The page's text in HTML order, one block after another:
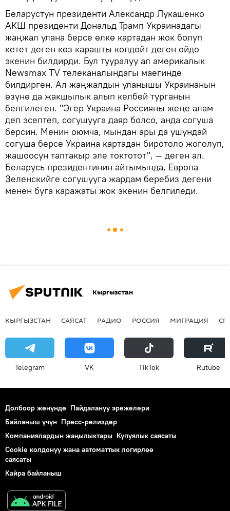
Беларустун президенти Александр Лукашенко
АКШ президенти Дональд Трамп Украинадагы
жаңжал улана берсе өлкө картадан жок болуп
кетет деген көз карашты колдойт деген ойдо
экенин билдирди. Бул тууралуу ал америкалык
Newsmax TV телеканалындагы маегинде
билдирген. Ал жаңжалдын уланышы Украинанын
өзүнө да жакшылык алып келбей турганын
белгилеген. "Эгер Украина Россияны жеңе алам
деп эсептеп, согушууга даяр болсо, анда согуша
берсин. Менин оюмча, мындан ары да ушундай
согуша берсе Украина картадан биротоло жоголуп,
жашоосун таптакыр эле токтотот", — деген ал.
Беларусь президентинин айтымында, Европа
Зеленскийге согушууга жардам беребиз дегени
менен буга каражаты жок экенин белгиледи.
Кыргызстан
КЫРГЫЗСТАН САЯСАТ РАДИО РОССИЯ МИГРАЦИЯ
Telegram VK ТikТоk Rutube
Долбоор жөнүндө Пайдалануу эрежелери
Байланыш үчүн Пресс-релиздер
Компаниялардын жаңылыктары Купуялык саясаты
Cookie колдонуу жана автоматтык логирлөө
саясаты
Кайра байланыш